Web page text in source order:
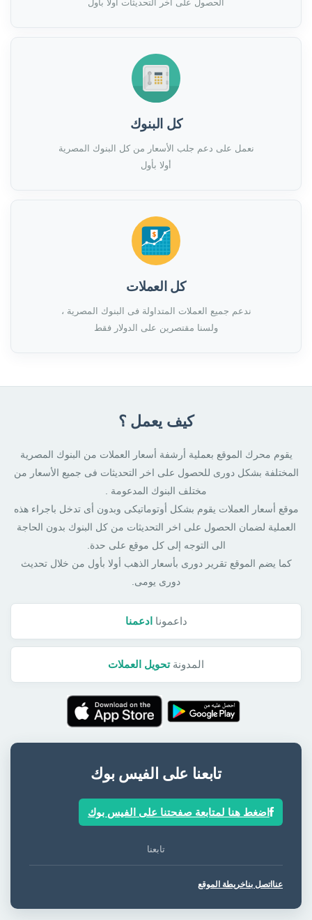
الحصول على اخر التحديثات أولا بأول
كل البنوك
نعمل على دعم جلب الأسعار من كل البنوك المصرية
أولا بأول
كل العملات
ندعم جميع العملات المتداولة فى البنوك المصرية ،
ولسنا مقتصرين على الدولار فقط
كيف يعمل ؟
يقوم محرك الموقع بعملية أرشفة أسعار العملات من البنوك المصرية
المختلفة بشكل دورى للحصول على اخر التحديثات فى جميع الأسعار من
مختلف البنوك المدعومة .
موقع أسعار العملات يقوم بشكل أوتوماتيكى وبدون أى تدخل باجراء هذه
العملية لضمان الحصول على اخر التحديثات من كل البنوك بدون الحاجة
الى التوجه إلى كل موقع على حدة.
كما يضم الموقع تقرير دورى بأسعار الذهب أولا بأول من خلال تحديث
دورى يومى.
داعمونا ادعمنا
المدونةتحويل العملات
تابعنا على الفيس بوك
اضغط هنا لمتابعة صفحتنا على الفيس بوك
تابعنا
عنا اتصل بناخريطة الموقع